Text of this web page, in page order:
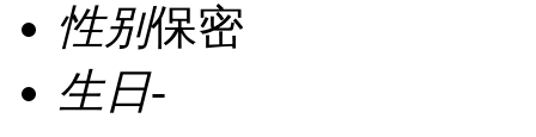
性别保密
生日-